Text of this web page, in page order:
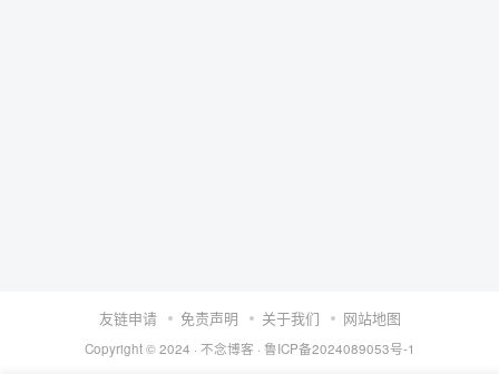
友链申请 免责声明 关于我们 网站地图
Copyright © 2024 · 不念博客 · 鲁ICP备2024089053号-1